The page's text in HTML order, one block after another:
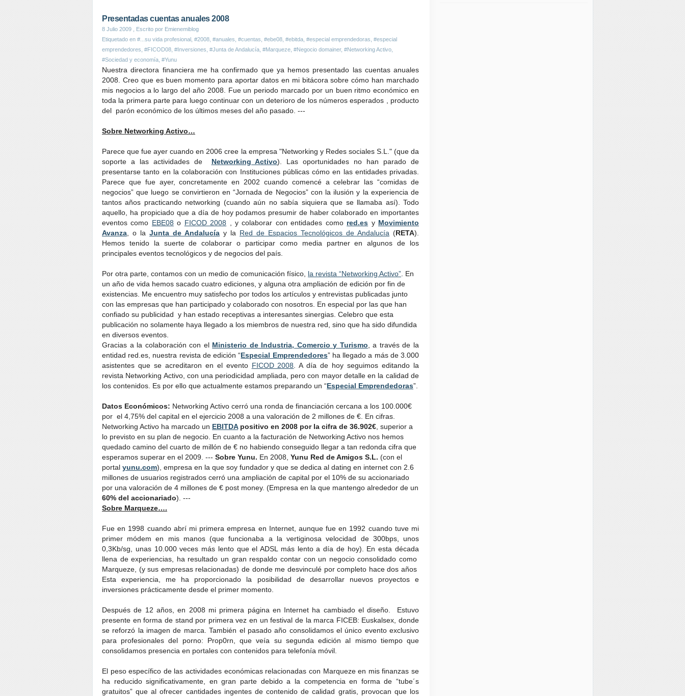
Presentadas cuentas anuales 2008
8 Julio 2009 , Escrito por Emienemiblog
Etiquetado en #...su vida profesional #2008 #anuales #cuentas #ebe08 #ebitda #especial emprendedoras #especial
emprendedores #FICOD08 #Inversiones #Junta de Andalucía #Marqueze #Negocio domainer, #Networking Activo
#Sociedad y economía #Yunu
Nuestra directora financiera me ha confirmado que ya hemos presentado las cuentas anuales
2008. Creo que es buen momento para aportar datos en mi bitácora sobre cómo han marchado
mis negocios a lo largo del año 2008. Fue un periodo marcado por un buen ritmo económico en
toda la primera parte para luego continuar con un deterioro de los números esperados , producto
del parón económico de los últimos meses del año pasado. ---
Sobre Networking Activo…
Parece que fue ayer cuando en 2006 cree la empresa "Networking y Redes sociales S.L." (que da
soporte a las actividades de Networking Activo). Las oportunidades no han parado de
presentarse tanto en la colaboración con Instituciones públicas cómo en las entidades privadas.
Parece que fue ayer, concretamente en 2002 cuando comencé a celebrar las “comidas de
negocios” que luego se convirtieron en “Jornada de Negocios” con la ilusión y la experiencia de
tantos años practicando networking (cuando aún no sabía siquiera que se llamaba así). Todo
aquello, ha propiciado que a día de hoy podamos presumir de haber colaborado en importantes
eventos como EBE08 o FICOD 2008 , y colaborar con entidades como red.es y Movimiento
Avanza , o la Junta de Andalucía y la Red de Espacios Tecnológicos de Andalucía (RETA).
Hemos tenido la suerte de colaborar o participar como media partner en algunos de los
principales eventos tecnológicos y de negocios del país.
Por otra parte, contamos con un medio de comunicación físico, la revista “Networking Activo” . En
un año de vida hemos sacado cuatro ediciones, y alguna otra ampliación de edición por fin de
existencias. Me encuentro muy satisfecho por todos los artículos y entrevistas publicadas junto
con las empresas que han participado y colaborado con nosotros. En especial por las que han
confiado su publicidad y han estado receptivas a interesantes sinergias. Celebro que esta
publicación no solamente haya llegado a los miembros de nuestra red, sino que ha sido difundida
en diversos eventos.
Gracias a la colaboración con el Ministerio de Industria, Comercio y Turismo , a través de la
entidad red.es, nuestra revista de edición “Especial Emprendedores” ha llegado a más de 3.000
asistentes que se acreditaron en el evento FICOD 2008 . A día de hoy seguimos editando la
revista Networking Activo, con una periodicidad ampliada, pero con mayor detalle en la calidad de
los contenidos. Es por ello que actualmente estamos preparando un “Especial Emprendedoras”.
Datos Económicos: Networking Activo cerró una ronda de financiación cercana a los 100.000€
por el 4,75% del capital en el ejercicio 2008 a una valoración de 2 millones de €. En cifras.
Networking Activo ha marcado un EBITDApositivo en 2008 por la cifra de 36.902€ , superior a
lo previsto en su plan de negocio. En cuanto a la facturación de Networking Activo nos hemos
quedado camino del cuarto de millón de € no habiendo conseguido llegar a tan redonda cifra que
esperamos superar en el 2009. --- Sobre Yunu. En 2008, Yunu Red de Amigos S.L. (con el
portal yunu.com), empresa en la que soy fundador y que se dedica al dating en internet con 2.6
millones de usuarios registrados cerró una ampliación de capital por el 10% de su accionariado
por una valoración de 4 millones de € post money. (Empresa en la que mantengo alrededor de un
60% del accionariado). ---
Sobre Marqueze….
Fue en 1998 cuando abrí mi primera empresa en Internet, aunque fue en 1992 cuando tuve mi
primer módem en mis manos (que funcionaba a la vertiginosa velocidad de 300bps, unos
0,3Kb/sg, unas 10.000 veces más lento que el ADSL más lento a día de hoy). En esta década
llena de experiencias, ha resultado un gran respaldo contar con un negocio consolidado como
Marqueze, (y sus empresas relacionadas) de donde me desvinculé por completo hace dos años
Esta experiencia, me ha proporcionado la posibilidad de desarrollar nuevos proyectos e
inversiones prácticamente desde el primer momento.
Después de 12 años, en 2008 mi primera página en Internet ha cambiado el diseño. Estuvo
presente en forma de stand por primera vez en un festival de la marca FICEB: Euskalsex, donde
se reforzó la imagen de marca. También el pasado año consolidamos el único evento exclusivo
para profesionales del porno: Prop0rn, que veía su segunda edición al mismo tiempo que
consolidamos presencia en portales con contenidos para telefonía móvil.
El peso específico de las actividades económicas relacionadas con Marqueze en mis finanzas se
ha reducido significativamente, en gran parte debido a la competencia en forma de “tube´s
gratuitos” que al ofrecer cantidades ingentes de contenido de calidad gratis, provocan que los